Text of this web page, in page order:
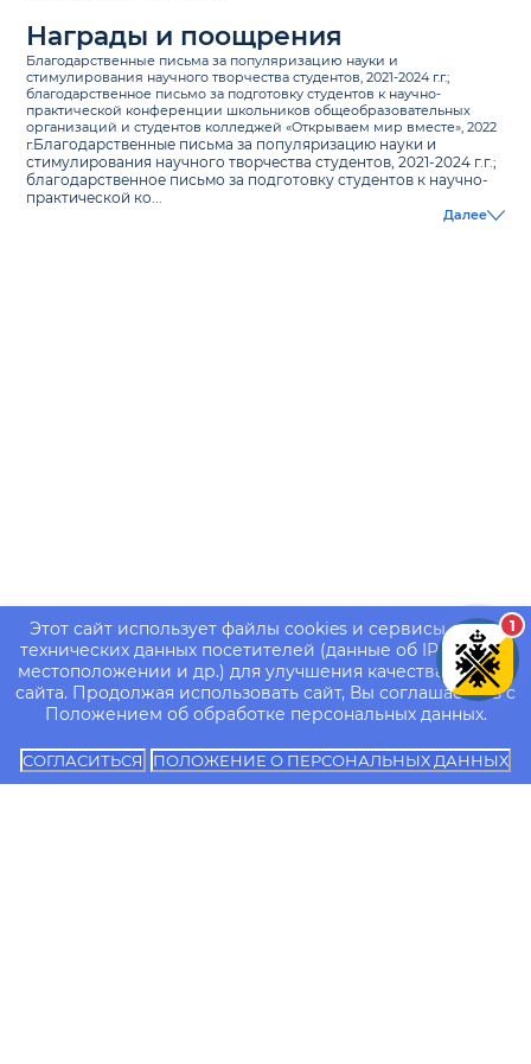
Этот сайт использует файлы cookies и сервисы сбора
технических данных посетителей (данные об IP-адресе,
местоположении и др.) для улучшения качества работы
сайта. Продолжая использовать сайт, Вы соглашаетесь с
Положением об обработке персональных данных.
СОГЛАСИТЬСЯ ПОЛОЖЕНИЕ О ПЕРСОНАЛЬНЫХ ДАННЫХ
Награды и поощрения
Благодарственные письма за популяризацию науки и
стимулирования научного творчества студентов, 2021-2024 г.г.;
благодарственное письмо за подготовку студентов к научно-
практической конференции школьников общеобразовательных
организаций и студентов колледжей «Открываем мир вместе», 2022
г.Благодарственные письма за популяризацию науки и
стимулирования научного творчества студентов, 2021-2024 г.г.;
благодарственное письмо за подготовку студентов к научно-
практической ко...
Далее
1